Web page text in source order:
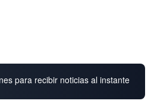
para recibir noticias al instante